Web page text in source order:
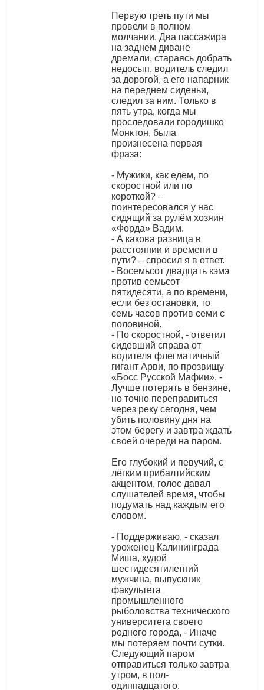
Первую треть пути мы
провели в полном
молчании. Два пассажира
на заднем диване
дремали, стараясь добрать
недосып, водитель следил
за дорогой, а его напарник
на переднем сиденьи,
следил за ним. Только в
пять утра, когда мы
проследовали городишко
Монктон, была
произнесена первая
фраза:
- Мужики, как едем, по
скоростной или по
короткой? –
поинтересовался у нас
сидящий за рулём хозяин
«Форда» Вадим.
- А какова разница в
расстоянии и времени в
пути? – спросил я в ответ.
- Восемьсот двадцать кэмэ
против семьсот
пятидесяти, а по времени,
если без остановки, то
семь часов против семи с
половиной.
- По скоростной, - ответил
сидевший справа от
водителя флегматичный
гигант Арви, по прозвищу
«Босс Русской Мафии». -
Лучше потерять в бензине,
но точно переправиться
через реку сегодня, чем
убить половину дня на
этом берегу и завтра ждать
своей очереди на паром.
Его глубокий и певучий, с
лёгким прибалтийским
акцентом, голос давал
слушателей время, чтобы
подумать над каждым его
словом.
- Поддерживаю, - сказал
уроженец Калининграда
Миша, худой
шестидесятилетний
мужчина, выпускник
факультета
промышленного
рыболовства технического
университета своего
родного города, - Иначе
мы потеряем почти сутки.
Следующий паром
отправиться только завтра
утром, в пол-
одиннадцатого.